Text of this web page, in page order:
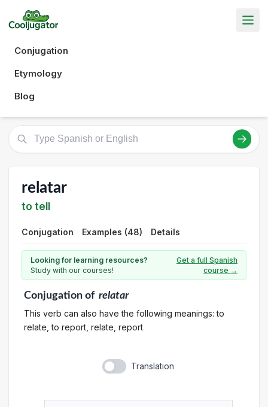
Conjugation
Etymology
Blog
relatar
to tell
Conjugation Examples (48) Details
Looking for learning resources?
Study with our courses!
Get a full Spanish
course →
Conjugationof relatar
This verb can also have the following meanings: to
relate, to report, relate, report
Translation